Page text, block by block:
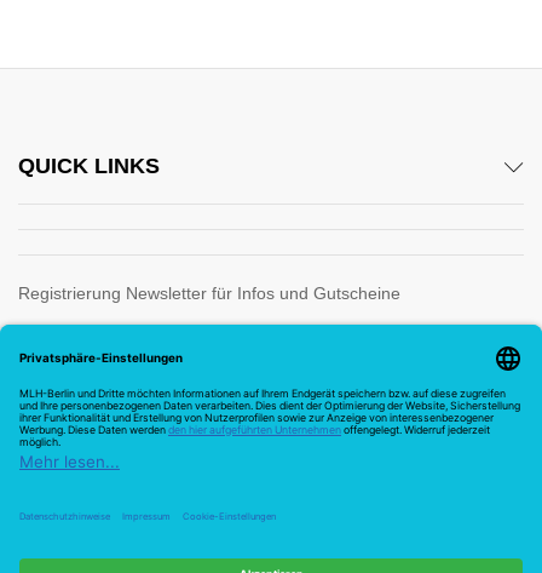
QUICK LINKS
Registrierung Newsletter für Infos und Gutscheine
Wir verwenden sichere Zahlung für